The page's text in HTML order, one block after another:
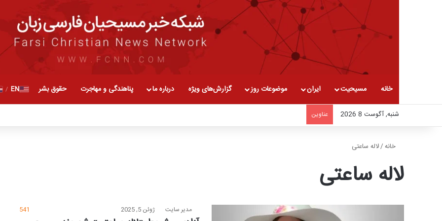
خانه مسیحیت ایران موضوعات روز گزارش‌های ویژه درباره ما پناهندگی و مهاجرت حقوق بشر EN
/
شنبه, آگوست 8 2026 عناوین
خانه/لاله ساعتی
لاله ساعتی
مدیر سایت ژوئن 5, 2025 541